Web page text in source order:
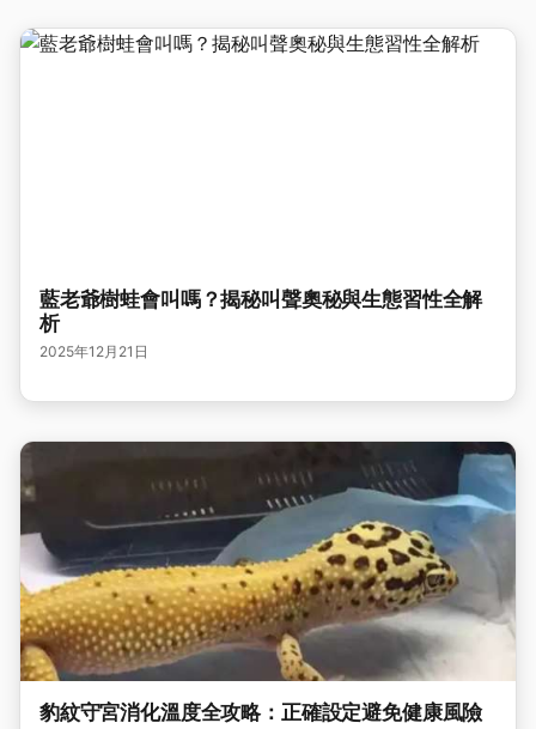
藍老爺樹蛙會叫嗎？揭秘叫聲奧秘與生態習性全解
析
2025年12月21日
豹紋守宮消化溫度全攻略：正確設定避免健康風險